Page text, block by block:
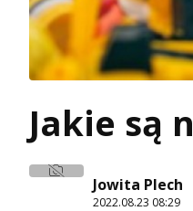
Jakie są
Jowita Plech
2022.08.23 08:29